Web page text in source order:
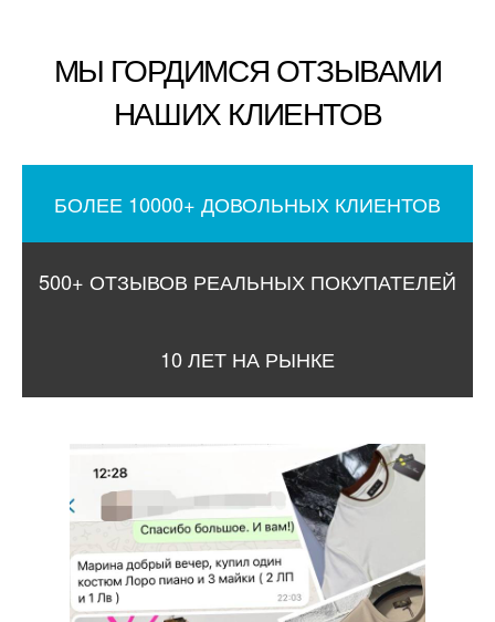
МЫ ГОРДИМСЯ ОТЗЫВАМИ
НАШИХ КЛИЕНТОВ
БОЛЕЕ 10000+ ДОВОЛЬНЫХ КЛИЕНТОВ
500+ ОТЗЫВОВ РЕАЛЬНЫХ ПОКУПАТЕЛЕЙ
10 ЛЕТ НА РЫНКЕ